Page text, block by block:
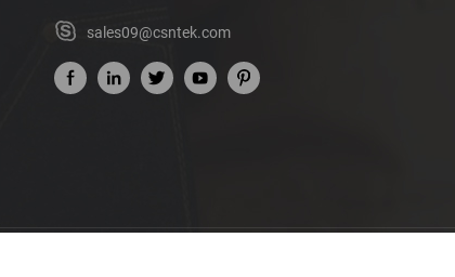
sales09@csntek.com